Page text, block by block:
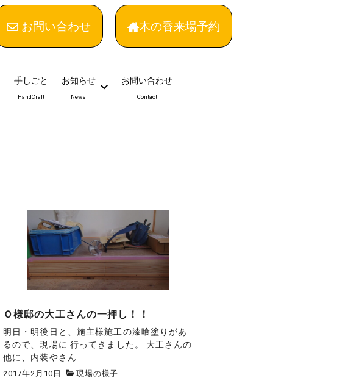
お問い合わせ 木の香来場予約
手しごと
HandCraft
お知らせ
News
お問い合わせ
Contact
Ｏ様邸の大工さんの一押し！！
明日・明後日と、施主様施工の漆喰塗りがあ
るので、現場に 行ってきました。 大工さんの
他に、内装やさん...
2017年2月10日 現場の様子